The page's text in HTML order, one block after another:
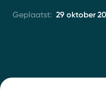
Geplaatst: 29 oktober